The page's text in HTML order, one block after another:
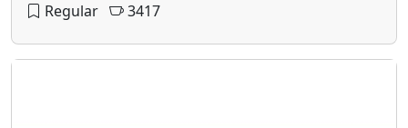
Regular 3417